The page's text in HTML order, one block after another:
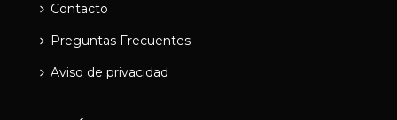
Contacto
Preguntas Frecuentes
Aviso de privacidad